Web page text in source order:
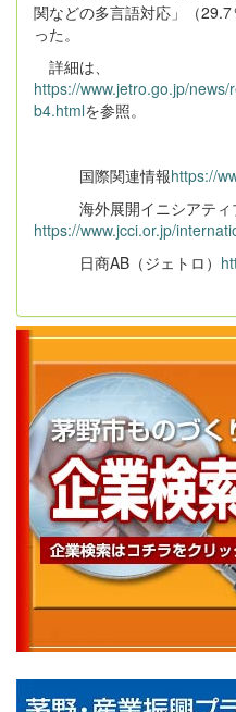
関などの多言語対応」（
った。
詳細は、
https://www.jetro.go.jp/
b4.htmlを参照。
国際関連情報https://
海外展開イニシアティ
https://www.jcci.or.jp/
日商AB（ジェトロ）